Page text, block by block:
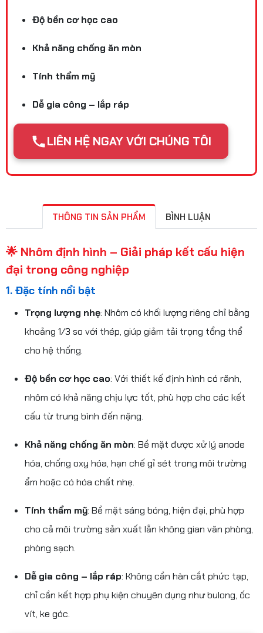
Độ bền cơ học cao
Khả năng chống ăn mòn
Tính thẩm mỹ
Dễ gia công – lắp ráp
LIÊN HỆ NGAY VỚI CHÚNG TÔI
THÔNG TIN SẢN PHẨM BÌNH LUẬN
🌟 Nhôm định hình – Giải pháp kết cấu hiện
đại trong công nghiệp
1. Đặc tính nổi bật
Trọng lượng nhẹ: Nhôm có khối lượng riêng chỉ bằng
khoảng 1/3 so với thép, giúp giảm tải trọng tổng thể
cho hệ thống.
Độ bền cơ học cao: Với thiết kế định hình có rãnh,
nhôm có khả năng chịu lực tốt, phù hợp cho các kết
cấu từ trung bình đến nặng.
Khả năng chống ăn mòn: Bề mặt được xử lý anode
hóa, chống oxy hóa, hạn chế gỉ sét trong môi trường
ẩm hoặc có hóa chất nhẹ.
Tính thẩm mỹ: Bề mặt sáng bóng, hiện đại, phù hợp
cho cả môi trường sản xuất lẫn không gian văn phòng,
phòng sạch.
Dễ gia công – lắp ráp: Không cần hàn cắt phức tạp,
chỉ cần kết hợp phụ kiện chuyên dụng như bulong, ốc
vít, ke góc.